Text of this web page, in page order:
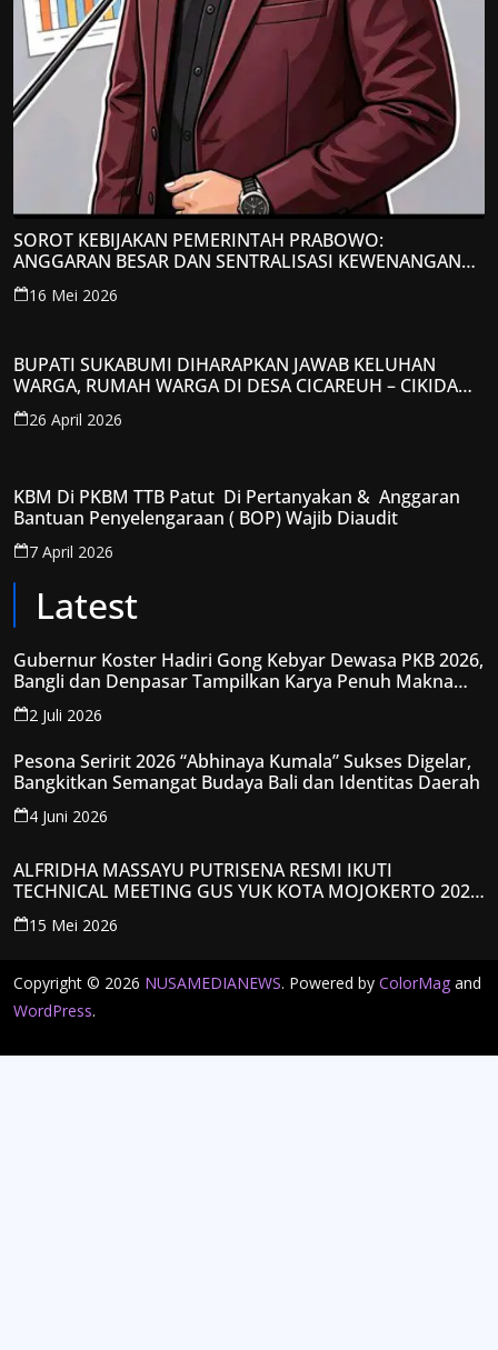
SOROT KEBIJAKAN PEMERINTAH PRABOWO:
ANGGARAN BESAR DAN SENTRALISASI KEWENANGAN
JADI PERHATIAN; LPP-TIPIKOR RI BERIKAN TANGGAPAN
KRITIS
16 Mei 2026
BUPATI SUKABUMI DIHARAPKAN JAWAB KELUHAN
WARGA, RUMAH WARGA DI DESA CICAREUH – CIKIDANG
DIAMBRUKAN
26 April 2026
KBM Di PKBM TTB Patut Di Pertanyakan & Anggaran
Bantuan Penyelengaraan ( BOP) Wajib Diaudit
7 April 2026
Latest
Gubernur Koster Hadiri Gong Kebyar Dewasa PKB 2026,
Bangli dan Denpasar Tampilkan Karya Penuh Makna
Spiritual
2 Juli 2026
Pesona Seririt 2026 “Abhinaya Kumala” Sukses Digelar,
Bangkitkan Semangat Budaya Bali dan Identitas Daerah
4 Juni 2026
ALFRIDHA MASSAYU PUTRISENA RESMI IKUTI
TECHNICAL MEETING GUS YUK KOTA MOJOKERTO 2026,
KANTONGI NOMOR PESERTA Y008
15 Mei 2026
Copyright © 2026 NUSAMEDIANEWS. Powered by ColorMag and
WordPress.